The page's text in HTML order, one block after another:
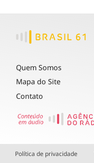
Quem Somos
Mapa do Site
Contato
Política de privacidade